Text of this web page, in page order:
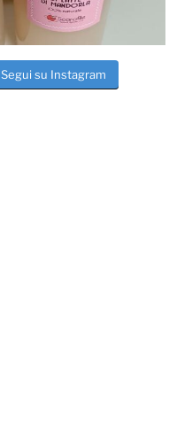
Segui su Instagram